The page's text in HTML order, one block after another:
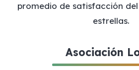
promedio de satisfacción
estrellas.
Asociación